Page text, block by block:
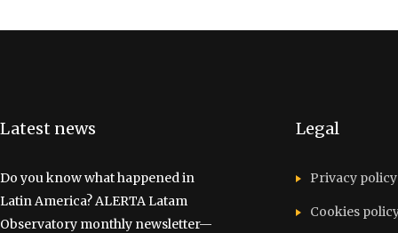
Latest news
Do you know what happened in
Latin America? ALERTA Latam
Observatory monthly newsletter—
Legal
Privacy policy
Cookies